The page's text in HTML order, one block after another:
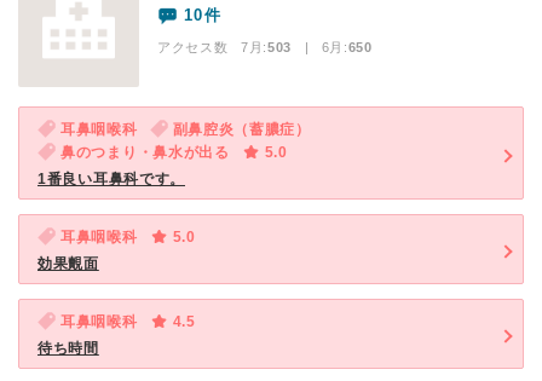
10件
アクセス数 7月:503 | 6月:650
耳鼻咽喉科
副鼻腔炎（蓄膿症）
鼻のつまり・鼻水が出る
5.0
1番良い耳鼻科です。
耳鼻咽喉科
5.0
効果覿面
耳鼻咽喉科
4.5
待ち時間